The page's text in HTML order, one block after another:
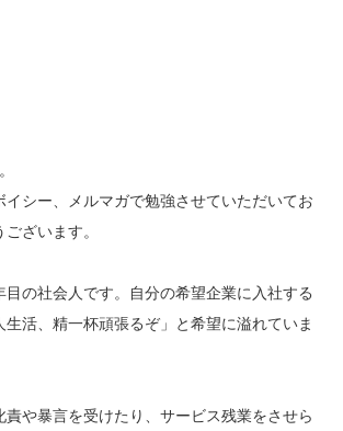
イシー、メルマガで勉強させていただいてお
ざいます。
目の社会人です。自分の希望企業に入社する
生活、精一杯頑張るぞ」と希望に溢れていま
責や暴言を受けたり、サービス残業をさせら